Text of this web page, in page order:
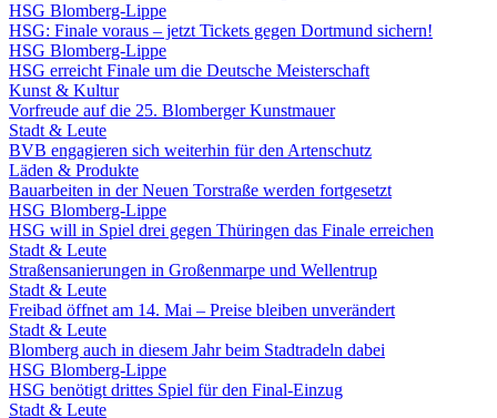
HSG Blomberg-Lippe
HSG: Finale voraus – jetzt Tickets gegen Dortmund sichern!
HSG Blomberg-Lippe
HSG erreicht Finale um die Deutsche Meisterschaft
Kunst & Kultur
Vorfreude auf die 25. Blomberger Kunstmauer
Stadt & Leute
BVB engagieren sich weiterhin für den Artenschutz
Läden & Produkte
Bauarbeiten in der Neuen Torstraße werden fortgesetzt
HSG Blomberg-Lippe
HSG will in Spiel drei gegen Thüringen das Finale erreichen
Stadt & Leute
Straßensanierungen in Großenmarpe und Wellentrup
Stadt & Leute
Freibad öffnet am 14. Mai – Preise bleiben unverändert
Stadt & Leute
Blomberg auch in diesem Jahr beim Stadtradeln dabei
HSG Blomberg-Lippe
HSG benötigt drittes Spiel für den Final-Einzug
Stadt & Leute